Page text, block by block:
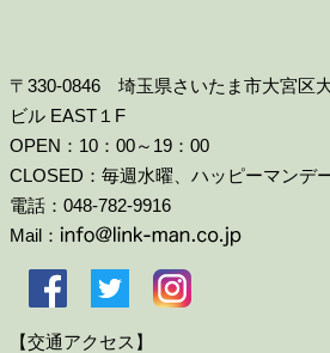
〒330-0846 埼玉県さいたま市大宮区
ビル EAST１F
OPEN：10：00～19：00
CLOSED：毎週水曜、ハッピーマンデ
電話：048-782-9916
Mail：
【交通アクセス】